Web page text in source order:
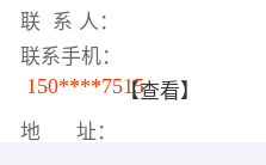
联 系 人：
联系手机：
150****7515【查看】
地 址：